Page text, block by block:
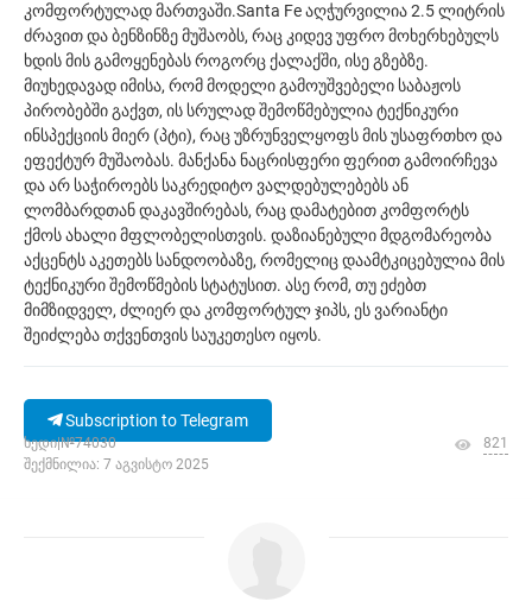
კომფორტულად მართვაში.Santa Fe აღჭურვილია 2.5 ლიტრის
ძრავით და ბენზინზე მუშაობს, რაც კიდევ უფრო მოხერხებულს
ხდის მის გამოყენებას როგორც ქალაქში, ისე გზებზე.
მიუხედავად იმისა, რომ მოდელი გამოუშვებელი საბაჟოს
პირობებში გაქვთ, ის სრულად შემოწმებულია ტექნიკური
ინსპექციის მიერ (პტი), რაც უზრუნველყოფს მის უსაფრთხო და
ეფექტურ მუშაობას. მანქანა ნაცრისფერი ფერით გამოირჩევა
და არ საჭიროებს საკრედიტო ვალდებულებებს ან
ლომბარდთან დაკავშირებას, რაც დამატებით კომფორტს
ქმოს ახალი მფლობელისთვის. დაზიანებული მდგომარეობა
აქცენტს აკეთებს სანდოობაზე, რომელიც დაამტკიცებულია მის
ტექნიკური შემოწმების სტატუსით. ასე რომ, თუ ეძებთ
მიმზიდველ, ძლიერ და კომფორტულ ჯიპს, ეს ვარიანტი
შეიძლება თქვენთვის საუკეთესო იყოს.
Subscription to Telegram
ხედი|№74030
შექმნილია: 7 აგვისტო 2025
821